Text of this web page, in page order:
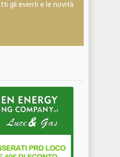
gli eventi e le novità